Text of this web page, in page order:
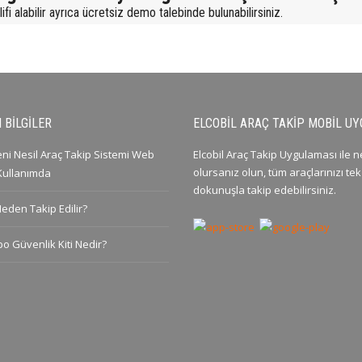
alabilir ayrıca ücretsiz demo talebinde bulunabilirsiniz.
BILGILER
Nesil Araç Takip Sistemi Web
Takip Edilir?
Güvenlik Kiti Nedir?
ELCOBIL ARAÇ TAKIP MOBIL
Elcobil Araç Takip Uygulaması ile
olursanız olun, tüm araçlarınızı
dokunuşla takip edebilirsiniz.